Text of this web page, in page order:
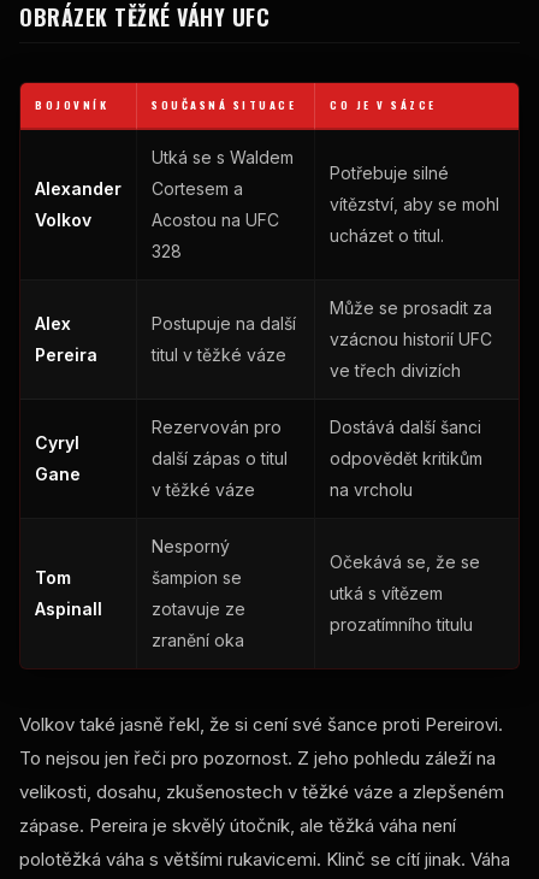
OBRÁZEK TĚŽKÉ VÁHY UFC
BOJOVNÍK SOUČASNÁ SITUACE CO JE V SÁZCE
Alexander
Volkov
Utká se s Waldem
Cortesem a
Acostou na UFC
328
Potřebuje silné
vítězství, aby se mohl
ucházet o titul.
Alex
Pereira
Postupuje na další
titul v těžké váze
Může se prosadit za
vzácnou historií UFC
ve třech divizích
Cyryl
Gane
Rezervován pro
další zápas o titul
v těžké váze
Dostává další šanci
odpovědět kritikům
na vrcholu
Tom
Aspinall
Nesporný
šampion se
zotavuje ze
zranění oka
Očekává se, že se
utká s vítězem
prozatímního titulu
Volkov také jasně řekl, že si cení své šance proti Pereirovi.
To nejsou jen řeči pro pozornost. Z jeho pohledu záleží na
velikosti, dosahu, zkušenostech v těžké váze a zlepšeném
zápase. Pereira je skvělý útočník, ale těžká váha není
polotěžká váha s většími rukavicemi. Klinč se cítí jinak. Váha